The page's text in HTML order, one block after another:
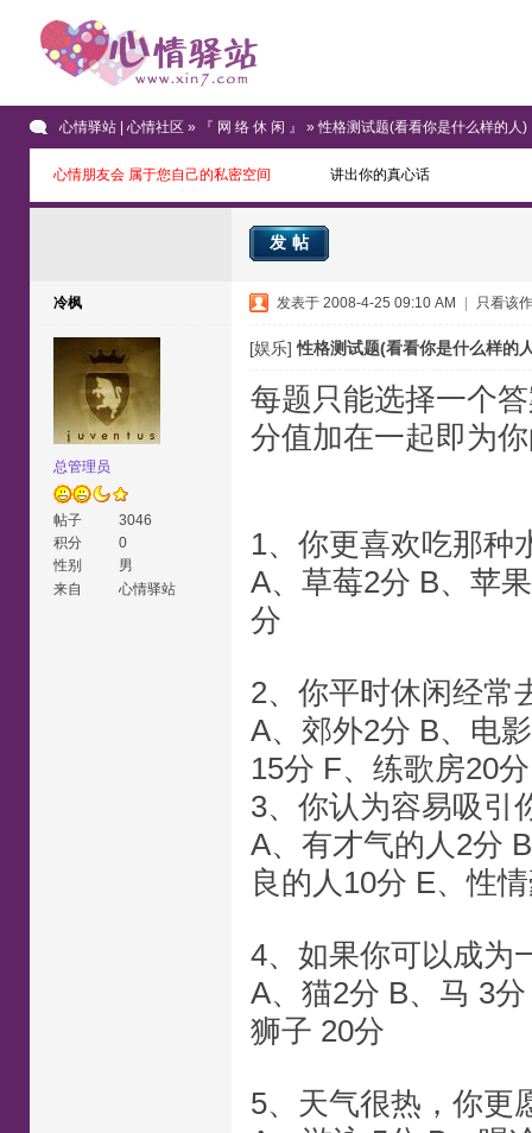
心情驿站 | 心情社区 » 『 网 络 休 闲 』 » 性格测试题(看看你是什么样的人)
心情朋友会 属于您自己的私密空间 讲出你的真心话
发帖
冷枫
总管理员
帖子
3046
积分
0
性别
男
来自
心情驿站
发表于 2008-4-25 09:10 AM 只看该
[娱乐] 性格测试题(看看你是什么样的
每题只能选择一个
分值加在一起即为
1、你更喜欢吃那种
A、草莓2分 B、苹
分
2、你平时休闲经常
A、郊外2分 B、电
15分 F、练歌房20分
3、你认为容易吸引
A、有才气的人2分
良的人10分 E、性
4、如果你可以成为
A、猫2分 B、马 3
狮子 20分
5、天气很热，你更